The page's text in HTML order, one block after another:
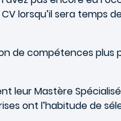
lorsqu’il sera temps
de compétences plus
leur Mastère
ont l’habitude de